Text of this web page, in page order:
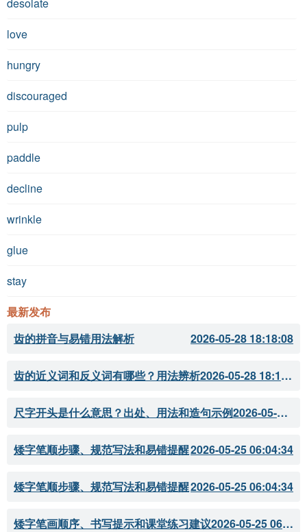
love
hungry
discouraged
pulp
paddle
decline
wrinkle
glue
stay
最新发布
齿的拼音与易错用法解析
2026-05-28 18:18:08
齿的近义词和反义词有哪些？用法辨析 2026-05-28 18:18:07
尺字开头是什么意思？出处、用法和造句示例 2026-05-28 18:18:05
矮字笔顺步骤、规范写法和易错提醒2026-05-25 06:04:34
矮字笔顺步骤、规范写法和易错提醒2026-05-25 06:04:34
矮字笔画顺序、书写提示和课堂练习建议 2026-05-25 06:04:33